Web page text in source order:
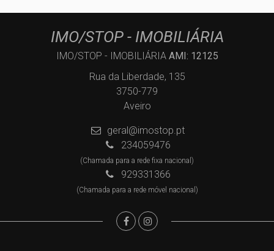
IMO/STOP - IMOBILIÁRIA
IMO/STOP - IMOBILIÁRIA AMI: 12125
Rua da Liberdade, 135
3750-779
Aveiro
geral@imostop.pt
234059476
(Chamada para a rede fixa nacional)
929331366
(Chamada para a rede móvel nacional)